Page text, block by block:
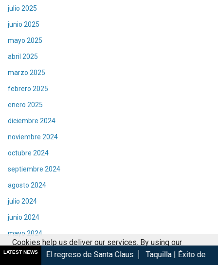
julio 2025
junio 2025
mayo 2025
abril 2025
marzo 2025
febrero 2025
enero 2025
diciembre 2024
noviembre 2024
octubre 2024
septiembre 2024
agosto 2024
julio 2024
junio 2024
mayo 2024
abril 2024
LATEST NEWSde Santa Claus Taquilla | Éxito de Spider-Man Brand
Cookies help us deliver our services. By using our
services, you agree to our use of cookies.
Got it